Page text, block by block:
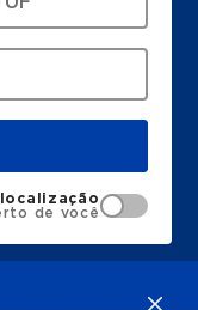
de você